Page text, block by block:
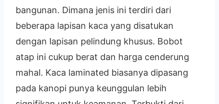
bangunan. Dimana jenis ini terdiri dari
beberapa lapisan kaca yang disatukan
dengan lapisan pelindung khusus. Bobot
atap ini cukup berat dan harga cenderung
mahal. Kaca laminated biasanya dipasang
pada kanopi punya keunggulan lebih